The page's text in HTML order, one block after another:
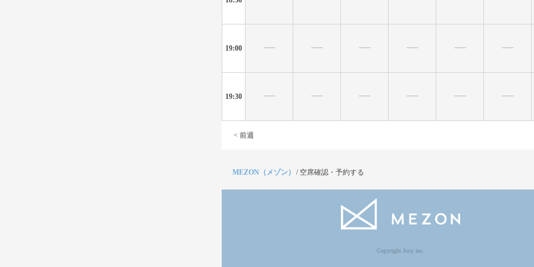
19:00
19:30
< 前週
MEZON（メゾン） / 空席確認・予約する
Copyright Jocy inc.